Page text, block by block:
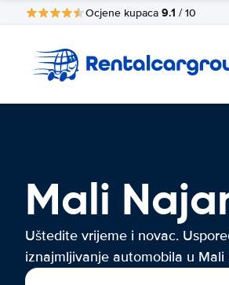
Ocjene kupaca 9.1 / 10
Mali
Uštedite vrijeme i novac.
iznajmljivanje automobila u Mali